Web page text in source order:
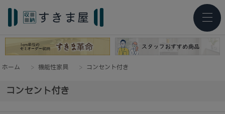
ホーム > 機能性家具 > コンセント付き
コンセント付き